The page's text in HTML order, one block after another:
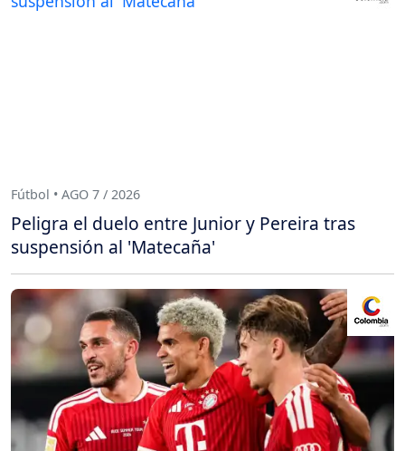
Fútbol • AGO 7 / 2026
Peligra el duelo entre Junior y Pereira tras
suspensión al 'Matecaña'